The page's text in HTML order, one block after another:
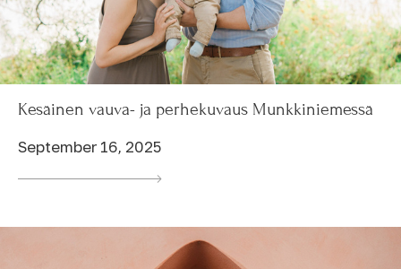
Kesäinen vauva- ja perhekuvaus Munkkiniemessä
September 16, 2025